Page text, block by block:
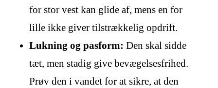
for stor vest kan glide af, mens en for
lille ikke giver tilstrækkelig opdrift.
Lukning og pasform: Den skal sidde
tæt, men stadig give bevægelsesfrihed.
Prøv den i vandet for at sikre, at den